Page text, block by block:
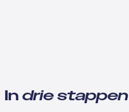
In drie stappen